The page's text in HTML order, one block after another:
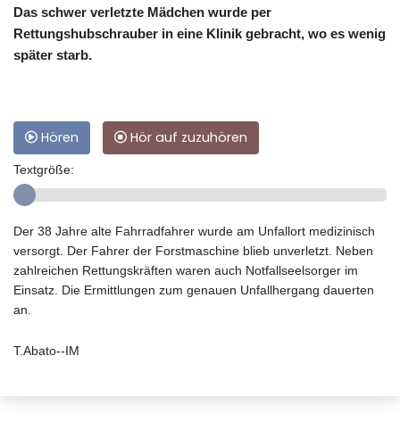
Das schwer verletzte Mädchen wurde per
Rettungshubschrauber in eine Klinik gebracht, wo es wenig
später starb.
Hören Hör auf zuzuhören
Textgröße:
Der 38 Jahre alte Fahrradfahrer wurde am Unfallort medizinisch
versorgt. Der Fahrer der Forstmaschine blieb unverletzt. Neben
zahlreichen Rettungskräften waren auch Notfallseelsorger im
Einsatz. Die Ermittlungen zum genauen Unfallhergang dauerten
an.
T.Abato--IM